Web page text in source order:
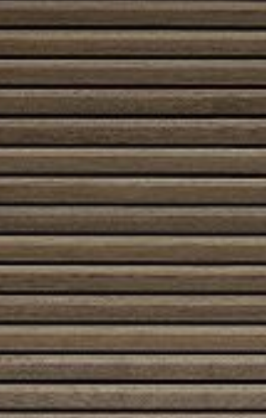
Architecture 45/101
Architecture 53/121/50